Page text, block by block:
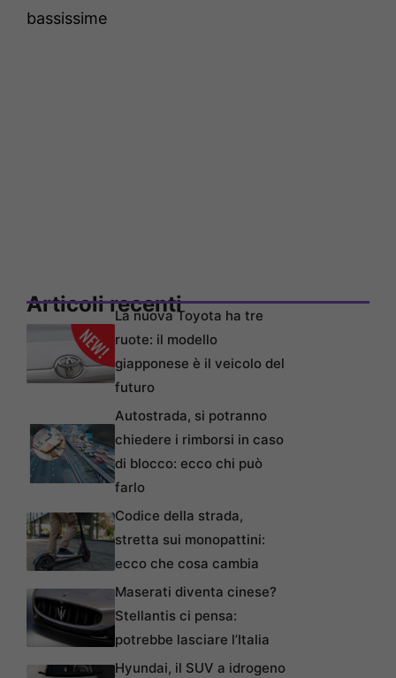
bassissime
Articoli recentiLa nuova Toyota ha tre
ruote: il modello
giapponese è il veicolo del
futuro
Autostrada, si potranno
chiedere i rimborsi in caso
di blocco: ecco chi può
farlo
Codice della strada,
stretta sui monopattini:
ecco che cosa cambia
Maserati diventa cinese?
Stellantis ci pensa:
potrebbe lasciare l’Italia
Hyundai, il SUV a idrogeno